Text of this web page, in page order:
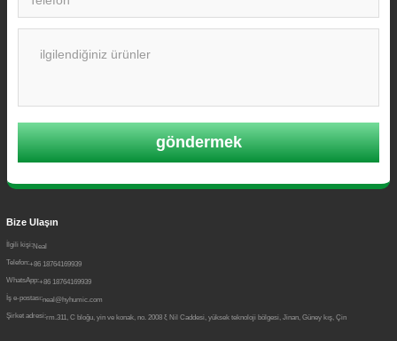
göndermek
Bize Ulaşın
İlgili kişi:Neal
Telefon:+86 18764169939
WhatsApp:+86 18764169939
İş e-postası:neal@hyhumic.com
Şirket adresi:rm.311, C bloğu, yin ve konak, no. 2008 ξ Nil Caddesi, yüksek teknoloji bölgesi, Jinan, Güney kış, Çin